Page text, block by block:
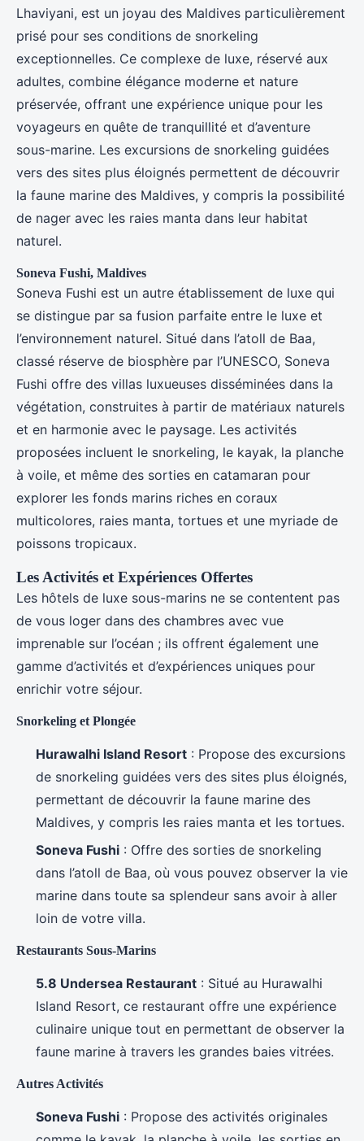
Lhaviyani, est un joyau des Maldives particulièrement
prisé pour ses conditions de snorkeling
exceptionnelles. Ce complexe de luxe, réservé aux
adultes, combine élégance moderne et nature
préservée, offrant une expérience unique pour les
voyageurs en quête de tranquillité et d’aventure
sous-marine. Les excursions de snorkeling guidées
vers des sites plus éloignés permettent de découvrir
la faune marine des Maldives, y compris la possibilité
de nager avec les raies manta dans leur habitat
naturel.
Soneva Fushi, Maldives
Soneva Fushi est un autre établissement de luxe qui
se distingue par sa fusion parfaite entre le luxe et
l’environnement naturel. Situé dans l’atoll de Baa,
classé réserve de biosphère par l’UNESCO, Soneva
Fushi offre des villas luxueuses disséminées dans la
végétation, construites à partir de matériaux naturels
et en harmonie avec le paysage. Les activités
proposées incluent le snorkeling, le kayak, la planche
à voile, et même des sorties en catamaran pour
explorer les fonds marins riches en coraux
multicolores, raies manta, tortues et une myriade de
poissons tropicaux.
Les Activités et Expériences Offertes
Les hôtels de luxe sous-marins ne se contentent pas
de vous loger dans des chambres avec vue
imprenable sur l’océan ; ils offrent également une
gamme d’activités et d’expériences uniques pour
enrichir votre séjour.
Snorkeling et Plongée
Hurawalhi Island Resort : Propose des excursions
de snorkeling guidées vers des sites plus éloignés,
permettant de découvrir la faune marine des
Maldives, y compris les raies manta et les tortues.
Soneva Fushi : Offre des sorties de snorkeling
dans l’atoll de Baa, où vous pouvez observer la vie
marine dans toute sa splendeur sans avoir à aller
loin de votre villa.
Restaurants Sous-Marins
5.8 Undersea Restaurant : Situé au Hurawalhi
Island Resort, ce restaurant offre une expérience
culinaire unique tout en permettant de observer la
faune marine à travers les grandes baies vitrées.
Autres Activités
Soneva Fushi : Propose des activités originales